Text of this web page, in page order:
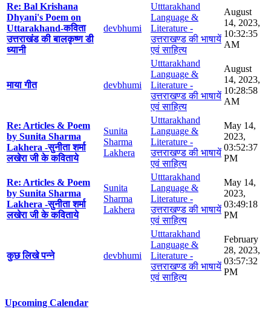
Re: Bal Krishana
Dhyani's Poem on
Uttarakhand-कविता
उत्तराखंड की बालकृष्ण डी
ध्यानी
devbhumi
Utttarakhand
Language &
Literature -
उत्तराखण्ड की भाषायें
एवं साहित्य
August
14, 2023,
10:32:35
AM
माया गीत devbhumi
Utttarakhand
Language &
Literature -
उत्तराखण्ड की भाषायें
एवं साहित्य
August
14, 2023,
10:28:58
AM
Re: Articles & Poem
by Sunita Sharma
Lakhera -सुनीता शर्मा
लखेरा जी के कविताये
Sunita
Sharma
Lakhera
Utttarakhand
Language &
Literature -
उत्तराखण्ड की भाषायें
एवं साहित्य
May 14,
2023,
03:52:37
PM
Re: Articles & Poem
by Sunita Sharma
Lakhera -सुनीता शर्मा
लखेरा जी के कविताये
Sunita
Sharma
Lakhera
Utttarakhand
Language &
Literature -
उत्तराखण्ड की भाषायें
एवं साहित्य
May 14,
2023,
03:49:18
PM
कुछ लिखे पन्ने devbhumi
Utttarakhand
Language &
Literature -
उत्तराखण्ड की भाषायें
एवं साहित्य
February
28, 2023,
03:57:32
PM
Upcoming Calendar